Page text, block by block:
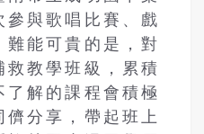
參與歌唱比賽、戲
難能可貴的是，對
教學班級，累積
了解的課程會積極
分享，帶起班上